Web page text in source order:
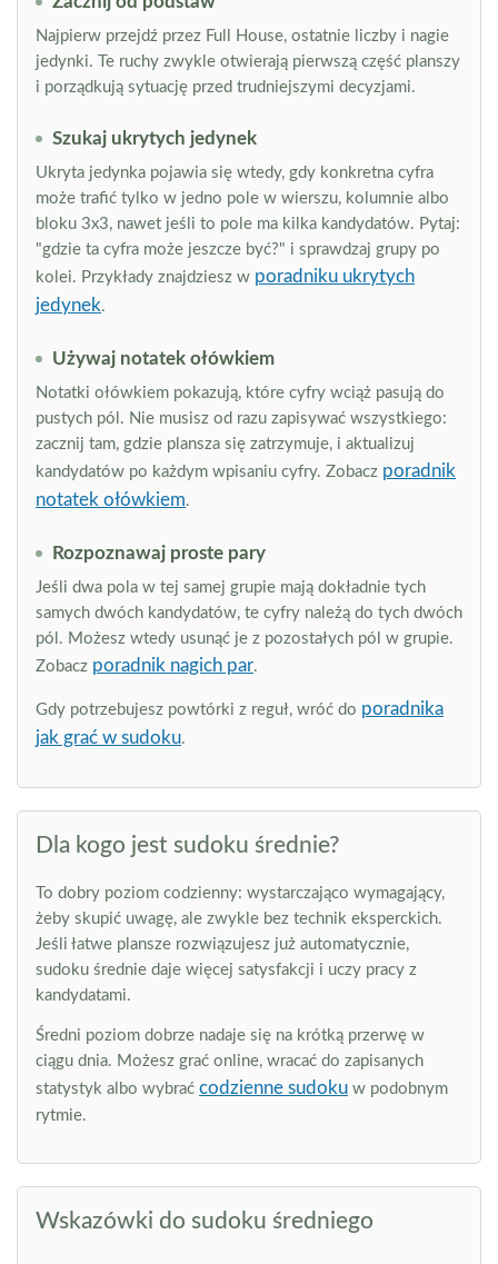
Najpierw przejdź przez Full House, ostatnie liczby i nagie
jedynki. Te ruchy zwykle otwierają pierwszą część planszy
i porządkują sytuację przed trudniejszymi decyzjami.
Szukaj ukrytych jedynek
Ukryta jedynka pojawia się wtedy, gdy konkretna cyfra
może trafić tylko w jedno pole w wierszu, kolumnie albo
bloku 3x3, nawet jeśli to pole ma kilka kandydatów. Pytaj:
"gdzie ta cyfra może jeszcze być?" i sprawdzaj grupy po
kolei. Przykłady znajdziesz w poradniku ukrytych
jedynek.
Używaj notatek ołówkiem
Notatki ołówkiem pokazują, które cyfry wciąż pasują do
pustych pól. Nie musisz od razu zapisywać wszystkiego:
zacznij tam, gdzie plansza się zatrzymuje, i aktualizuj
kandydatów po każdym wpisaniu cyfry. Zobacz poradnik
notatek ołówkiem.
Rozpoznawaj proste pary
Jeśli dwa pola w tej samej grupie mają dokładnie tych
samych dwóch kandydatów, te cyfry należą do tych dwóch
pól. Możesz wtedy usunąć je z pozostałych pól w grupie.
Zobacz poradnik nagich par.
Gdy potrzebujesz powtórki z reguł, wróć do poradnika
jak grać w sudoku.
Dla kogo jest sudoku średnie?
To dobry poziom codzienny: wystarczająco wymagający,
żeby skupić uwagę, ale zwykle bez technik eksperckich.
Jeśli łatwe plansze rozwiązujesz już automatycznie,
sudoku średnie daje więcej satysfakcji i uczy pracy z
kandydatami.
Średni poziom dobrze nadaje się na krótką przerwę w
ciągu dnia. Możesz grać online, wracać do zapisanych
statystyk albo wybrać codzienne sudoku w podobnym
rytmie.
Wskazówki do sudoku średniego